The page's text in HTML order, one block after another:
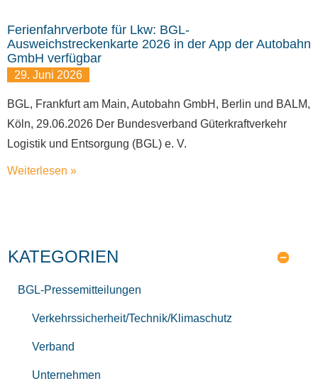
Ferienfahrverbote für Lkw: BGL-
Ausweichstreckenkarte 2026 in der App der Autobahn
GmbH verfügbar
29. Juni 2026
BGL, Frankfurt am Main, Autobahn GmbH, Berlin und BALM,
Köln, 29.06.2026 Der Bundesverband Güterkraftverkehr
Logistik und Entsorgung (BGL) e. V.
Weiterlesen »
KATEGORIEN
BGL-Pressemitteilungen
Verkehrssicherheit/Technik/Klimaschutz
Verband
Unternehmen